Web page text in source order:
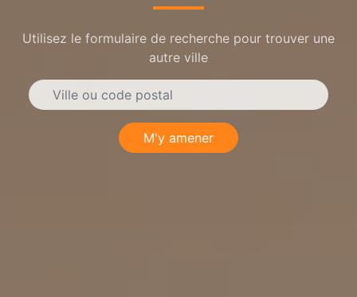
Utilisez le formulaire de recherche pour trouver une
autre ville
M'y amener